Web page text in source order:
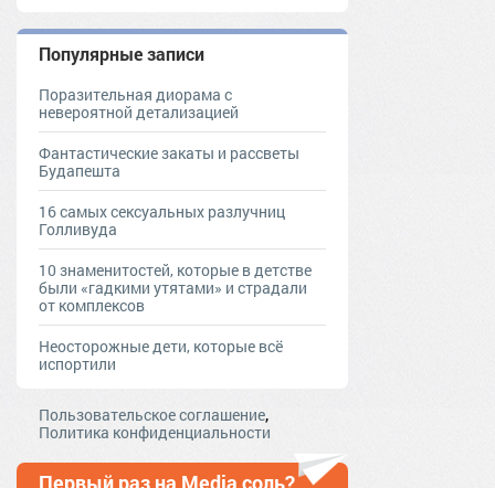
Популярные записи
Поразительная диорама с
невероятной детализацией
Фантастические закаты и рассветы
Будапешта
16 самых сексуальных разлучниц
Голливуда
10 знаменитостей, которые в детстве
были «гадкими утятами» и страдали
от комплексов
Неосторожные дети, которые всё
испортили
Пользовательское соглашение,
Политика конфиденциальности
Первый раз на Media соль?